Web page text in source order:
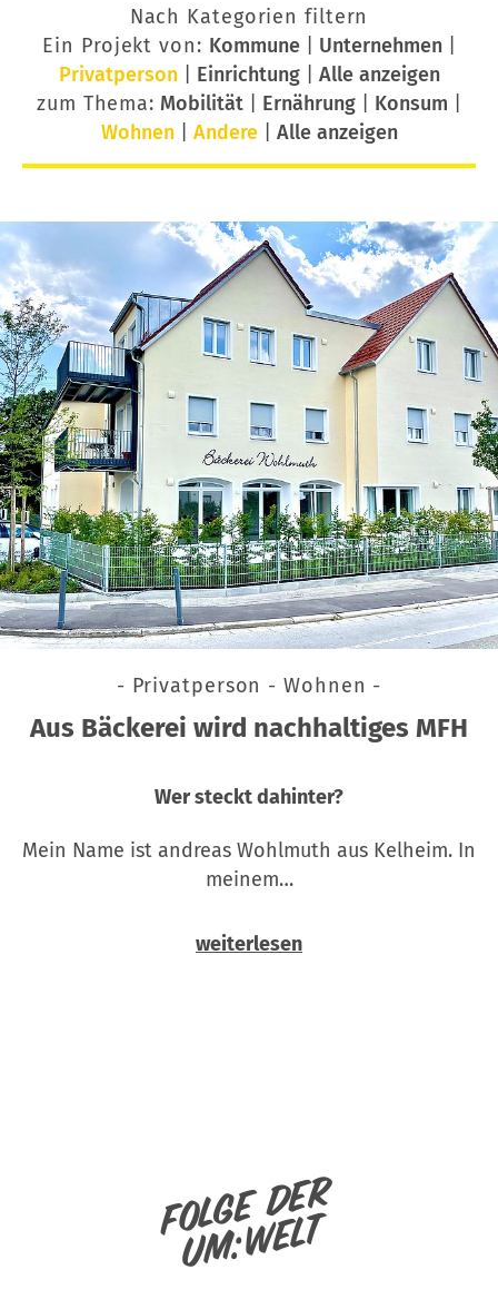
Nach Kategorien filtern
Ein Projekt von: Kommune| Unternehmen|
Privatperson| Einrichtung| Alle anzeigen
zum Thema: Mobilität Ernährung Konsum
Wohnen| Andere| Alle anzeigen
- Privatperson - Wohnen -
Aus Bäckerei wird nachhaltiges MFH
Wer steckt dahinter?
Mein Name ist andreas Wohlmuth aus Kelheim. In
meinem…
weiterlesen
Folge der
um:welt